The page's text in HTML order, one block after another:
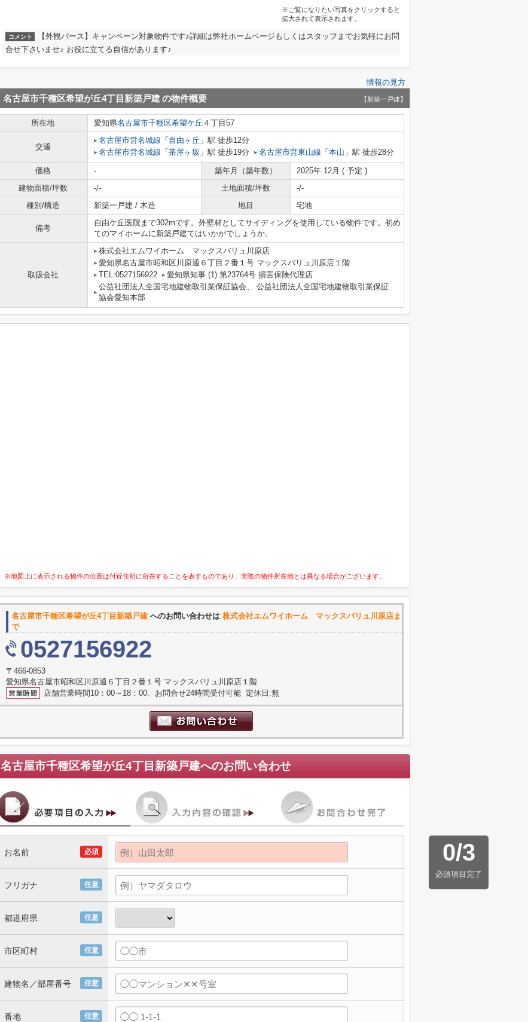
※ご覧になりたい写真をクリックすると
拡大されて表示されます。
コメント
【外観パース】キャンペーン対象物件です♪詳細は弊社ホームページもしくはスタッフまでお気軽にお問
合せ下さいませ♪ お役に立てる自信があります♪
情報の見方
名古屋市千種区希望が丘4丁目新築戸建の物件概要 【新築一戸建】
所在地 愛知県名古屋市千種区希望ケ丘 ４丁目57
交通
名古屋市営名城線 「 自由ヶ丘 」駅 徒歩12分
名古屋市営名城線 「 茶屋ヶ坂 」駅 徒歩19分 名古屋市営東山線 「 本山 」駅 徒歩28分
価格 - 築年月（築年数）
2025年 12月 ( 予定 )
建物面積/坪数
-/- 土地面積/坪数
-/-
種別/構造
新築一戸建 / 木造 地目 宅地
備考
自由ケ丘医院まで302mです。外壁材としてサイディングを使用している物件です。初め
てのマイホームに新築戸建てはいかがでしょうか。
取扱会社
株式会社エムワイホーム マックスバリュ川原店
愛知県名古屋市昭和区川原通６丁目２番１号 マックスバリュ川原店１階
TEL:0527156922
愛知県知事 (1) 第23764号 損害保険代理店
公益社団法人全国宅地建物取引業保証協会、 公益社団法人全国宅地建物取引業保証
協会愛知本部
※地図上に表示される物件の位置は付近住所に所在することを表すものであり、実際の物件所在地とは異なる場合がございます。
名古屋市千種区希望が丘4丁目新築戸建 へのお問い合わせは 株式会社エムワイホーム マックスバリュ川原店ま
で
0527156922
〒466-0853
愛知県名古屋市昭和区川原通６丁目２番１号 マックスバリュ川原店１階
店舗営業時間10：00～18：00、お問合せ24時間受付可能 定休日:無
名古屋市千種区希望が丘4丁目新築戸建へのお問い合わせ
0/3
必須項目完了
必須
お名前
任意
フリガナ
任意
都道府県
任意
市区町村
任意
建物名／部屋番号
任意
番地